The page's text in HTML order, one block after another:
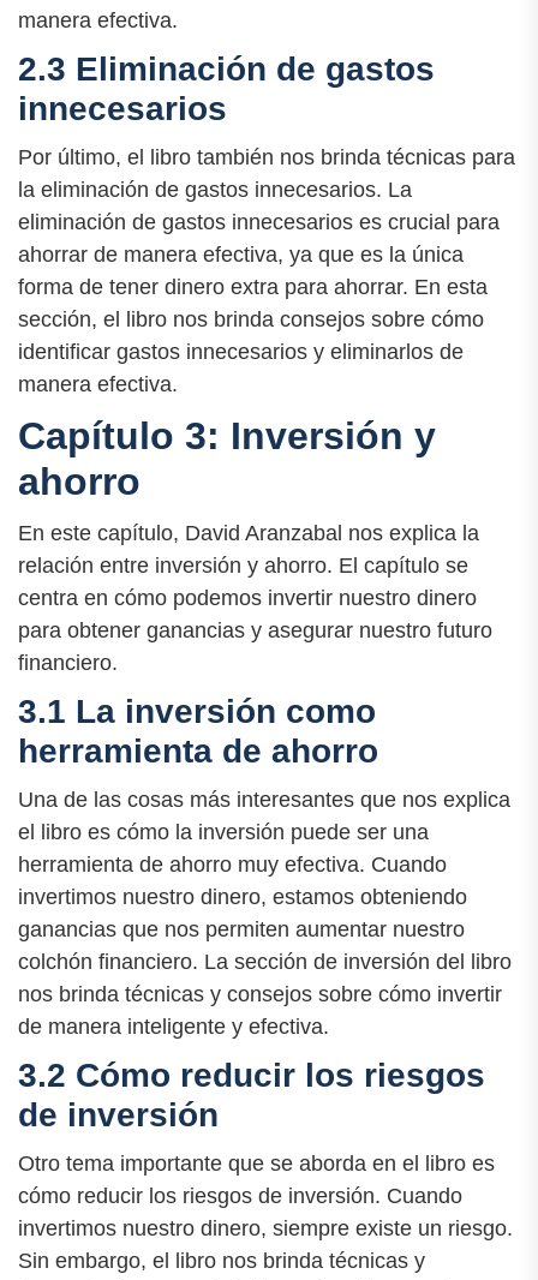
manera efectiva.
2.3 Eliminación de gastos
innecesarios
Por último, el libro también nos brinda técnicas para
la eliminación de gastos innecesarios. La
eliminación de gastos innecesarios es crucial para
ahorrar de manera efectiva, ya que es la única
forma de tener dinero extra para ahorrar. En esta
sección, el libro nos brinda consejos sobre cómo
identificar gastos innecesarios y eliminarlos de
manera efectiva.
Capítulo 3: Inversión y
ahorro
En este capítulo, David Aranzabal nos explica la
relación entre inversión y ahorro. El capítulo se
centra en cómo podemos invertir nuestro dinero
para obtener ganancias y asegurar nuestro futuro
financiero.
3.1 La inversión como
herramienta de ahorro
Una de las cosas más interesantes que nos explica
el libro es cómo la inversión puede ser una
herramienta de ahorro muy efectiva. Cuando
invertimos nuestro dinero, estamos obteniendo
ganancias que nos permiten aumentar nuestro
colchón financiero. La sección de inversión del libro
nos brinda técnicas y consejos sobre cómo invertir
de manera inteligente y efectiva.
3.2 Cómo reducir los riesgos
de inversión
Otro tema importante que se aborda en el libro es
cómo reducir los riesgos de inversión. Cuando
invertimos nuestro dinero, siempre existe un riesgo.
Sin embargo, el libro nos brinda técnicas y